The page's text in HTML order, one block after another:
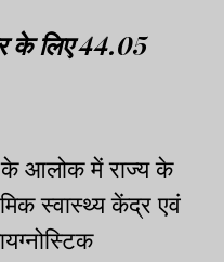
के लिए 44.05
के आलोक में राज्य के
स्वास्थ्य केंद्र एवं